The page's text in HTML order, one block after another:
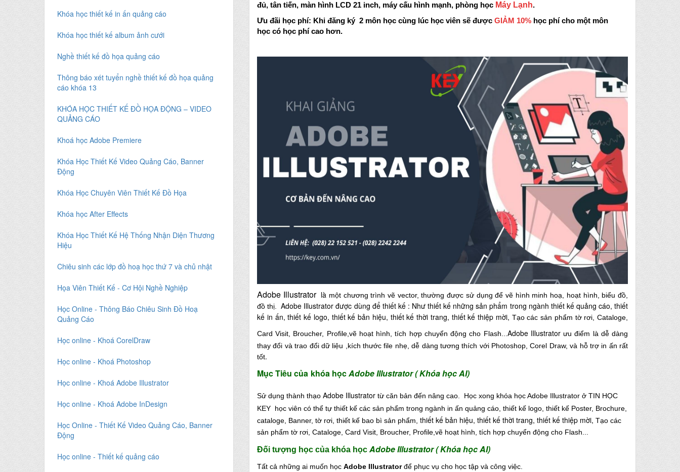
Khóa học thiết kế in ấn quảng cáo
Khóa học thiết kế album ảnh cưới
Nghề thiết kế đồ họa quảng cáo
Thông báo xét tuyển nghề thiết kế đồ họa quảng
cáo khóa 13
KHÓA HỌC THIẾT KẾ ĐỒ HỌA ĐỘNG – VIDEO
QUẢNG CÁO
Khoá học Adobe Premiere
Khóa Học Thiết Kế Video Quảng Cáo, Banner
Động
Khóa Học Chuyên Viên Thiết Kế Đồ Họa
Khóa học After Effects
Khóa Học Thiết Kế Hệ Thống Nhận Diện Thương
Hiệu
Chiêu sinh các lớp đồ hoạ học thứ 7 và chủ nhật
Họa Viên Thiết Kế - Cơ Hội Nghề Nghiệp
Học Online - Thông Báo Chiêu Sinh Đồ Hoạ
Quảng Cáo
Học online - Khoá CorelDraw
Học online - Khoá Photoshop
Học online - Khoá Adobe Illustrator
Học online - Khoá Adobe InDesign
Học Online - Thiết Kế Video Quảng Cáo, Banner
Động
Học online - Thiết kế quảng cáo
đủ, tân tiến, màn hình LCD 21 inch, máy cấu hình mạnh, phòng học Máy Lạn h.
Ưu đãi học phí: Khi đăng ký 2 môn học cùng lúc học viên sẽ được GIẢM 10% học phí cho một môn
học có học phícao hơn.
Adobe Illustrator là một chương trình vẽ vector, thường được sử dụng để vẽ hình minh hoạ, hoạt hình, biểu đồ,
đồ thị.
Adobe Illustrator được dùng để thiết kế : Như thiết kế những sản phẩm trong ngành thiết kế quảng cáo, thiết
kế in ấn, thiết kế logo, thiếtkế bản hiệu, thiết kế thời trang, thiết kế thiệp mời, Tạo các sản phẩm tờ rơi, Cataloge,
Card Visit, Broucher, Profile,vẽ hoạt hình, tích hợp chuyển động cho Flash... Adobe Illustratorưu điểm là dễ dàng
thay đổi và trao đổi dữ liệu ,kích thước file nhẹ, dễ dàng tương thích với Photoshop, Corel Draw, và hỗ trợ in ấn rất
tốt.
Mục Tiêu của khóa họcAdobe Illustrator ( Khóa học AI)
Sử dụng thành thạo Adobe Illustrator từ căn bản đến nâng cao. Học xong khóa họcAdobe Illustrator ở TIN HỌC
KEY học viên có thể tự thiết kế các sản phẩm trong ngành in ấn quảng cáo, thiết kế logo, thiết kế Poster, Brochure,
cataloge, Banner, tờ rơi, thiết kế bao bì sản phẩm, thiết kế bản hiệu, thiết kế thời trang, thiết kế thiệp mời, Tạo các
sản phẩm tờ rơi, Cataloge, Card Visit, Broucher, Profile,vẽ hoạt hình, tích hợp chuyển động cho Flash...
Đối tượng học của khóa học Adobe Illustrator( Khóa học AI)
Tất cả những ai muốn học Adobe Illustratorđể phục vụ cho học tập và công việc.